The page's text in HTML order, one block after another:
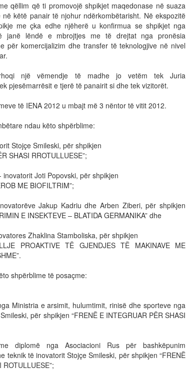
qëllim që ti promovojë shpikjet maqedonase në suaza
këtë panair të njohur ndërkombëtarisht. Në ekspozitë
me çka edhe njëherë u konfirmua se shpikjet nga
janë lëndë e mbrojtjes me të drejtat nga pronësia
për komercijalizim dhe transfer të teknologjive në nivel
një vëmendje të madhe jo vetëm tek Juria
pjesëmarrësit e tjerë të panairit si dhe tek vizitorët.
të IENA 2012 u mbajt më 3 nëntor të vitit 2012.
ndau këto shpërblime:
Stojçe Smileski, për shpikjen
SHASI RROTULLUESE”;
inovatorit Joti Popovski, për shpikjen
ME BIOFILTRIM”;
Jakup Kadriu dhe Arben Ziberi, për shpikjen
E INSEKTEVE – BLATIDA GERMANIKA” dhe
Zhaklina Stamboliska, për shpikjen
PROAKTIVE TË GJENDJES TË MAKINAVE ME
shpërblime të posaçme:
Ministria e arsimit, hulumtimit, rinisë dhe sporteve nga
për shpikjen “FRENË E INTEGRUAR PËR SHASI
diplomë nga Asociacioni Rus për bashkëpunim
teknik të inovatorit Stojçe Smileski, për shpikjen “FRENË